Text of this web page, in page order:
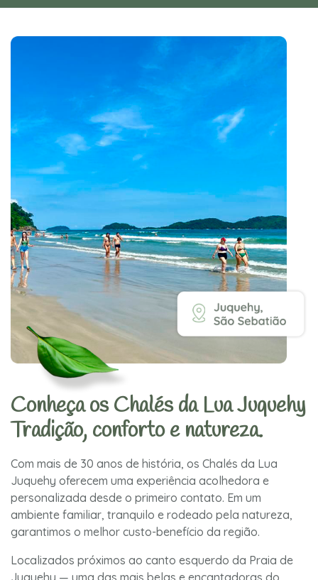
Conheça os Chalés da Lua Juquehy
Tradição, conforto e natureza.
Com mais de 30 anos de história, os Chalés da Lua
Juquehy oferecem uma experiência acolhedora e
personalizada desde o primeiro contato. Em um
ambiente familiar, tranquilo e rodeado pela natureza,
garantimos o melhor custo-benefício da região.
Localizados próximos ao canto esquerdo da Praia de
Juquehy — uma das mais belas e encantadoras do